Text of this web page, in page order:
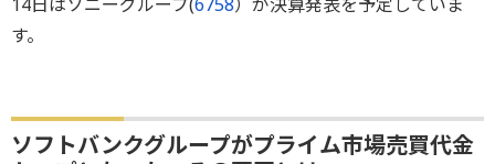
す。
ソフトバンクグループがプライム市場売買代金